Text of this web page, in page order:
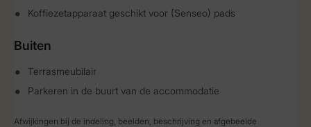
Koffiezetapparaat geschikt voor (Senseo) pads
Buiten
Terrasmeubilair
Parkeren in de buurt van de accommodatie
Afwijkingen bij de indeling, beelden, beschrijving en afgebeelde